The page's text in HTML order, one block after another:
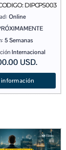
DIPCPS003
Online
5 Semanas
Internacional
USD.
información